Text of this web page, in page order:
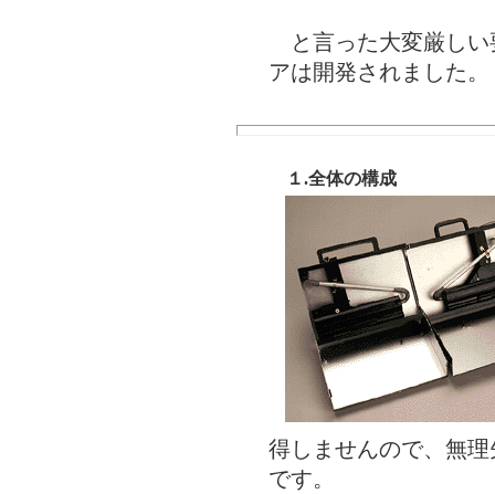
と言った大変厳しい
アは開発されました。
１.全体の構成
得しませんので、無
です。